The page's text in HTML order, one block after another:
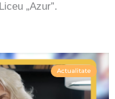
„Azur”.
Actualitate